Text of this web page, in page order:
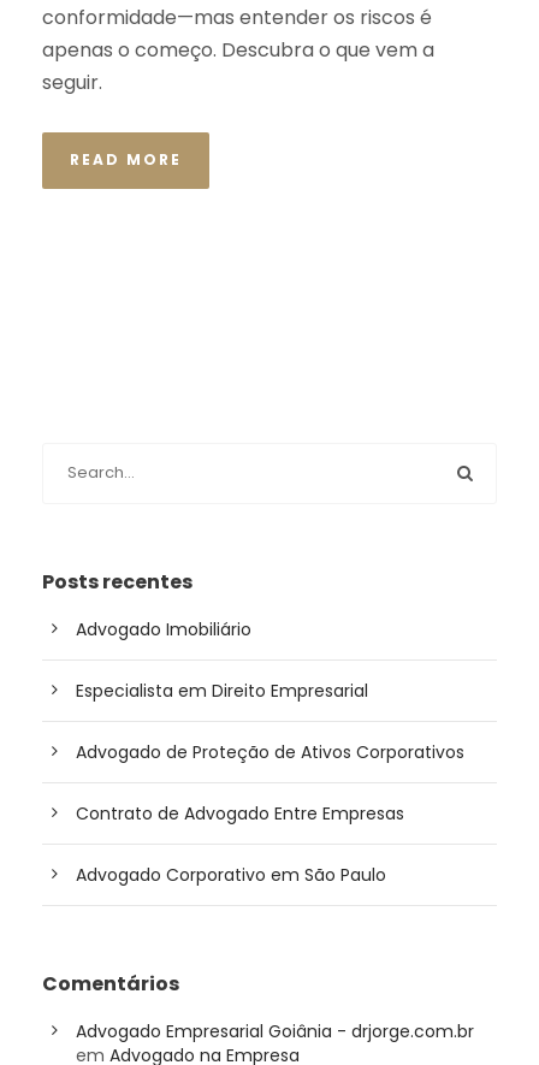
conformidade—mas entender os riscos é
apenas o começo. Descubra o que vem a
seguir.
READ MORE
Posts recentes
Advogado Imobiliário
Especialista em Direito Empresarial
Advogado de Proteção de Ativos Corporativos
Contrato de Advogado Entre Empresas
Advogado Corporativo em São Paulo
Comentários
Advogado Empresarial Goiânia - drjorge.com.br
em Advogado na Empresa